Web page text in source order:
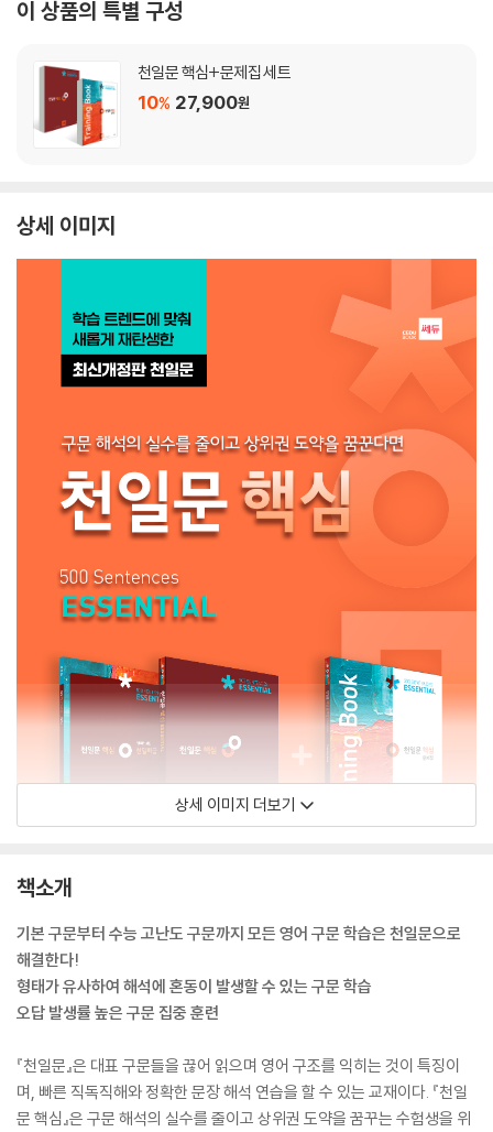
이 상품의 특별 구성
천일문 핵심+문제집 세트
10% 27,900원
상세 이미지
상세 이미지 더보기
책소개
기본 구문부터 수능 고난도 구문까지 모든 영어 구문 학습은 천일문으로
해결한다!
형태가 유사하여 해석에 혼동이 발생할 수 있는 구문 학습
오답 발생률 높은 구문 집중 훈련
『천일문』은 대표 구문들을 끊어 읽으며 영어 구조를 익히는 것이 특징이
며, 빠른 직독직해와 정확한 문장 해석 연습을 할 수 있는 교재이다. 『천일
문 핵심』은 구문 해석의 실수를 줄이고 상위권 도약을 꿈꾸는 수험생을 위